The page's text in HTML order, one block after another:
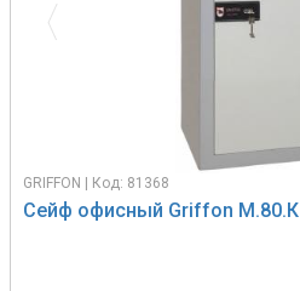
GRIFFON | Код: 81368
Сейф офисный Griffon M.80.К